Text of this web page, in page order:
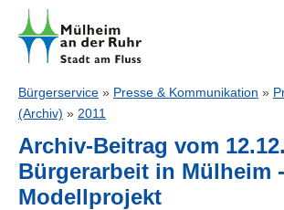
Bürgerservice » Presse & Kommunikation »
(Archiv) » 2011
Archiv-Beitrag vom
Bürgerarbeit in Mülheim
Modellprojekt